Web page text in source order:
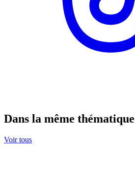
Dans la même thématique
Voir tous